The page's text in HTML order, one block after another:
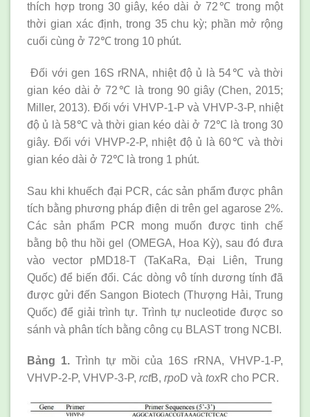
thích hợp trong 30 giây, kéo dài ở 72℃ trong một
thời gian xác định, trong 35 chu kỳ; phần mở rộng
cuối cùng ở 72℃ trong 10 phút.
Đối với gen 16S rRNA, nhiệt độ ủ là 54℃ và thời
gian kéo dài ở 72℃ là trong 90 giây (Chen, 2015;
Miller, 2013). Đối với VHVP-1-P và VHVP-3-P, nhiệt
độ ủ là 58℃ và thời gian kéo dài ở 72℃ là trong 30
giây. Đối với VHVP-2-P, nhiệt độ ủ là 60℃ và thời
gian kéo dài ở 72℃ là trong 1 phút.
Sau khi khuếch đại PCR, các sản phẩm được phân
tích bằng phương pháp điện di trên gel agarose 2%.
Các sản phẩm PCR mong muốn được tinh chế
bằng bộ thu hồi gel (OMEGA, Hoa Kỳ), sau đó đưa
vào vector pMD18-T (TaKaRa, Đại Liên, Trung
Quốc) để biến đổi. Các dòng vô tính dương tính đã
được gửi đến Sangon Biotech (Thượng Hải, Trung
Quốc) để giải trình tự. Trình tự nucleotide được so
sánh và phân tích bằng công cụ BLAST trong NCBI.
Bảng 1.Trình tự mồi của 16S rRNA, VHVP-1-P,
VHVP-2-P, VHVP-3-P, rctB, rpoD và toxR cho PCR.